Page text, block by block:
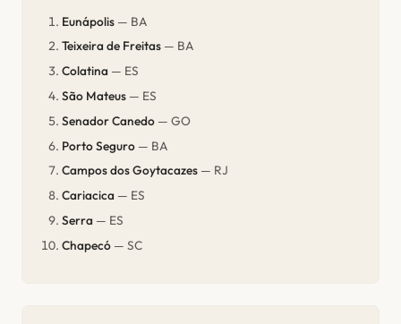
Eunápolis — BA
Teixeira de Freitas — BA
Colatina — ES
São Mateus — ES
Senador Canedo — GO
Porto Seguro — BA
Campos dos Goytacazes — RJ
Cariacica — ES
Serra — ES
Chapecó — SC